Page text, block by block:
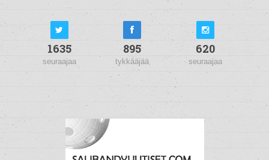
1635
seuraajaa
895
tykkääjää
620
seuraajaa